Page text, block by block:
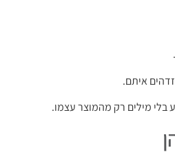
איתם.
בלי מילים רק מהמוצר עצמו.